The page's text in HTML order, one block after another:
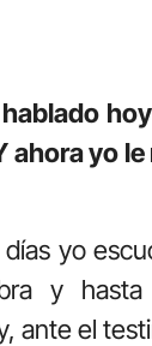
ahora yo
yo
y
ante el